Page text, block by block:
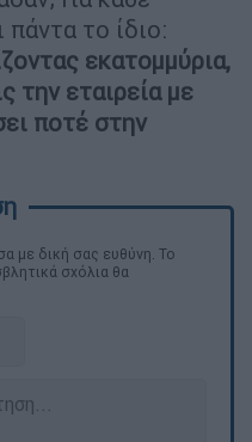
πάντα το ίδιο:
εκατομμύρια,
την εταιρεία με
ποτέ στην
με δική σας ευθύνη. Το
σχόλια θα